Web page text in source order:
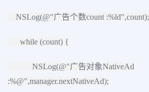
NSLog(@"广告个数count :%ld",count);
while (count) {
NSLog(@"广告对象NativeAd
:%@",manager.nextNativeAd);